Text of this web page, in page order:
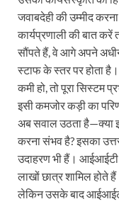
जवाबदेही की उम्मीद
कार्यप्रणाली की बात करें
सौंपते हैं, वे आगे अपने
स्टाफ के स्तर पर होता है।
कमी हो, तो पूरा सिस्टम
इसी कमजोर कड़ी का
अब सवाल उठता है—क्या
करना संभव है? इसका
उदाहरण भी हैं। आईआईटी
लाखों छात्र शामिल होते
लेकिन उसके बाद